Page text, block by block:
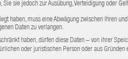
sie jedoch zur Ausübung, Verteidigung oder
haben, muss eine Abwägung zwischen Ihren
Daten zu verlangen.
haben, dürfen diese Daten – von ihrer
oder juristischen Person oder aus